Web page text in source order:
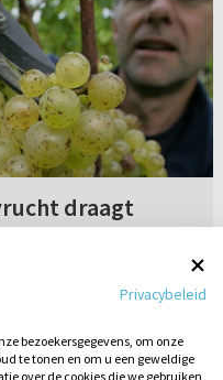
draagt
we weer een
de uitleg was
gro...
27-02-2024
Privacybeleid
bezoekersgegevens, om onze
te tonen en om u een geweldige
over de cookies die we gebruiken